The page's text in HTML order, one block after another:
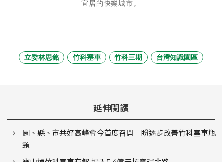
宜居的快樂城市。
立委林思銘 竹科塞車 竹科三期 台灣知識園區
延伸閱讀
園、縣、市共好高峰會今首度召開 盼逐步改善竹科塞車瓶
頸